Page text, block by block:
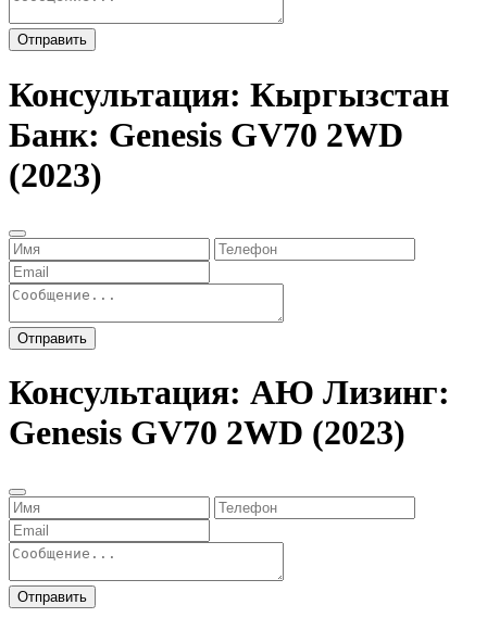
Отправить
Консультация: Кыргызстан
Банк: Genesis GV70 2WD
(2023)
Отправить
Консультация: АЮ Лизинг:
Genesis GV70 2WD (2023)
Отправить